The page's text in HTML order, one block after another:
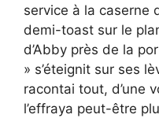
service à la caserne
demi-toast sur le
d’Abby près de la
» s’éteignit sur ses
racontai tout, d’une
l’effraya peut-être